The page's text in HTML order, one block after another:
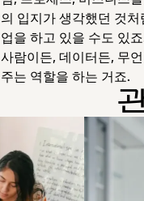
의 입지가 생각했던 것
업을 하고 있을 수도 있
사람이든, 데이터든, 무
주는 역할을 하는 거죠.